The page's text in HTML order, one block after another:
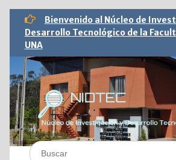
Saltar
contenido
Bienvenido al Núcleo de
Desarrollo Tecnológico de la
UNA
Buscar: